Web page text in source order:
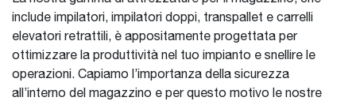
include impilatori, impilatori doppi, transpallet e carrelli
elevatori retrattili, è appositamente progettata per
ottimizzare la produttività nel tuo impianto e snellire le
operazioni. Capiamo l’importanza della sicurezza
all’interno del magazzino e per questo motivo le nostre